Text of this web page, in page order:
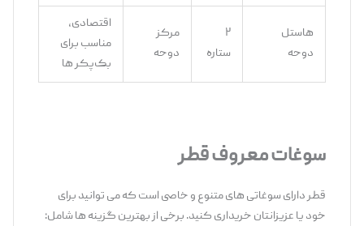
هاستل
دوحه
اقتصادی،
مناسب برای
بک‌پکر ها
سوغات معروف قطر
قطر دارای سوغاتی ‌های متنوع و خاصی است که می ‌توانید برای
خود یا عزیزانتان خریداری کنید. برخی از بهترین گزینه‌ ها شامل: